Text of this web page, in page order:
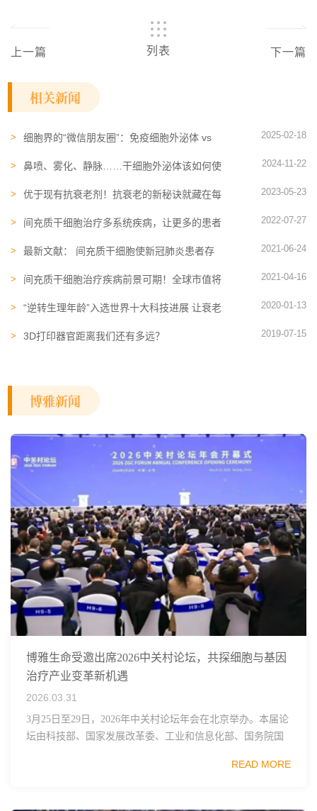
上一篇 列表 下一篇
相关新闻
细胞界的“微信朋友圈”：免疫细胞外泌体 vs
2025-02-18
鼻喷、雾化、静脉……干细胞外泌体该如何使
2024-11-22
优于现有抗衰老剂！抗衰老的新秘诀就藏在每
2023-05-23
间充质干细胞治疗多系统疾病，让更多的患者
2022-07-27
最新文献： 间充质干细胞使新冠肺炎患者存
2021-06-24
间充质干细胞治疗疾病前景可期！全球市值将
2021-04-16
“逆转生理年龄”入选世界十大科技进展 让衰老
2020-01-13
3D打印器官距离我们还有多远？ 2019-07-15
博雅新闻
博雅生命受邀出席2026中关村论坛，共探细胞与基因
治疗产业变革新机遇
2026.03.31
3月25日至29日，2026年中关村论坛年会在北京举办。本届论
坛由科技部、国家发展改革委、工业和信息化部、国务院国
READ MORE